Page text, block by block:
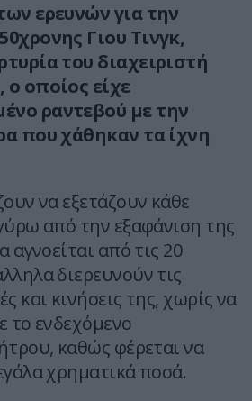
ερευνών για την
Γιου Τινγκ,
του διαχειριστή
οποίος είχε
ραντεβού με την
που χάθηκαν τα ίχνη
να εξετάζουν κάθε
από την εξαφάνιση της
αγνοείται από τις 20
διερευνούν τις
και κινήσεις της, χωρίς να
το ενδεχόμενο
καθώς φέρεται να
χρηματικά ποσά.